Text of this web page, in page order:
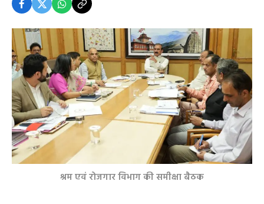
श्रम एवं रोजगार विभाग की समीक्षा बैठक